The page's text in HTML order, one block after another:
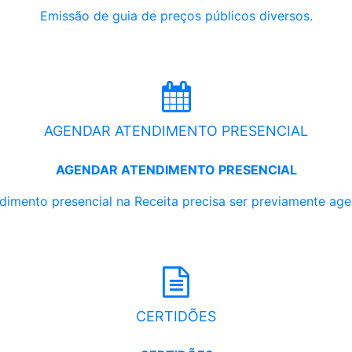
Emissão de guia de preços públicos diversos.
AGENDAR ATENDIMENTO PRESENCIAL
AGENDAR ATENDIMENTO PRESENCIAL
presencial na Receita precisa ser previamente
CERTIDÕES